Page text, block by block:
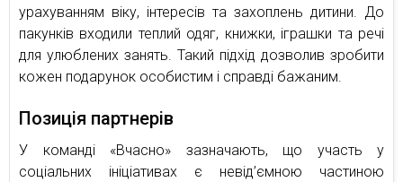
урахуванням віку, інтересів та захоплень дитини. До
пакунків входили теплий одяг, книжки, іграшки та речі
для улюблених занять. Такий підхід дозволив зробити
кожен подарунок особистим і справді бажаним.
Позиція партнерів
У команді «Вчасно» зазначають, що участь у
соціальних ініціативах є невід’ємною частиною